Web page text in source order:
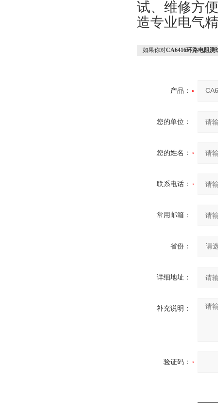
试、维修方
造专业电气
如果你对CA6416环路电阻测
产品：
您的单位：
您的姓名：
联系电话：
常用邮箱：
省份：
详细地址：
补充说明：
验证码：